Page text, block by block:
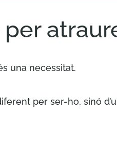
una necessitat.
per ser-ho, sinó